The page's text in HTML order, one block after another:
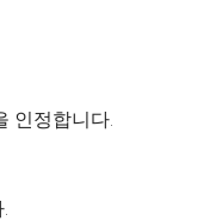
인정합니다.